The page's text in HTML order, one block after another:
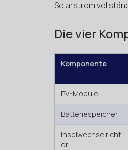
Solarstrom
Die vier
Komponente
PV-Module
Batteriespeicher
Inselwechselricht
er